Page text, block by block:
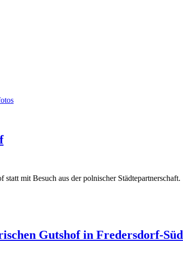
mit Besuch aus der polnischer Städtepartnerschaft.
Gutshof in Fredersdorf-Süd